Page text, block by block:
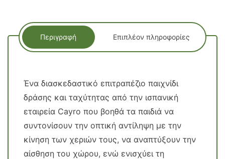
Περιγραφή Επιπλέον πληροφορίες
Ένα διασκεδαστικό επιτραπέζιο παιχνίδι
δράσης και ταχύτητας από την ισπανική
εταιρεία Cayrο που βοηθά τα παιδιά να
συντονίσουν την οπτική αντίληψη με την
κίνηση των χεριών τους, να αναπτύξουν την
αίσθηση του χώρου, ενώ ενισχύει τη